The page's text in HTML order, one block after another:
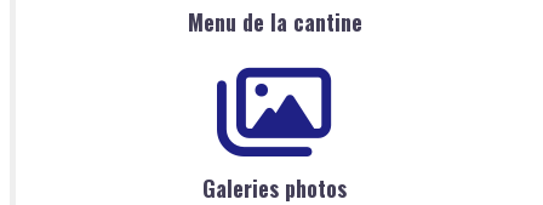
Menu de la cantine
Galeries photos